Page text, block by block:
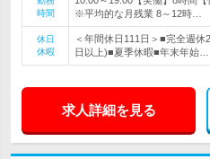
時間
※平均的な月残業 8～12時…
休日
休暇
＜年間休日111日＞■完全週
日以上)■夏季休暇■年末年始…
求人詳細を見る